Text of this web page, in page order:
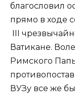
благословил
прямо в ходе
III
Ватикане.
Римского
ВУЗу все же